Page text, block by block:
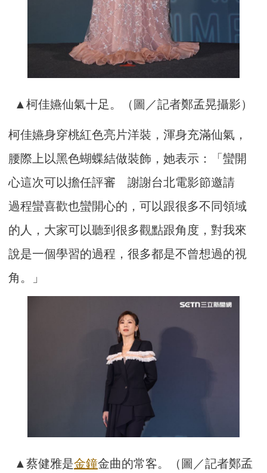
▲柯佳嬿仙氣十足。（圖／記者鄭孟晃攝影）
柯佳嬿身穿桃紅色亮片洋裝，渾身充滿仙氣，
腰際上以黑色蝴蝶結做裝飾，她表示：「蠻開
心這次可以擔任評審 謝謝台北電影節邀請
過程蠻喜歡也蠻開心的，可以跟很多不同領域
的人，大家可以聽到很多觀點跟角度，對我來
說是一個學習的過程，很多都是不曾想過的視
角。」
▲蔡健雅是金鐘金曲的常客。（圖／記者鄭孟